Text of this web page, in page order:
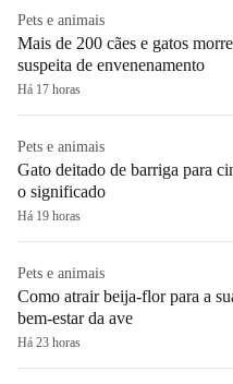
Pets e animais
Mais de 200 cães e gatos
suspeita de envenenamento
Há 17 horas
Pets e animais
Gato deitado de barriga para
o significado
Há 19 horas
Pets e animais
Como atrair beija-flor para a
bem-estar da ave
Há 23 horas